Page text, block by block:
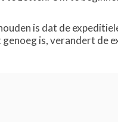
is dat de
is, verandert de